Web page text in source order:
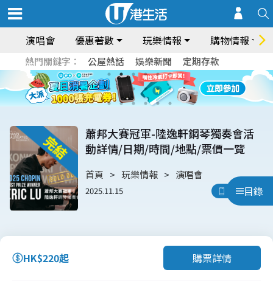
演唱會 優惠著數 玩樂情報 購物情報
熱門關鍵字： 公屋熱話 娛樂新聞 定期存款
目錄
蕭邦大賽冠軍-陸逸軒鋼琴獨奏會活
動詳情/日期/時間/地點/票價一覽
首頁 玩樂情報 演唱會
2025.11.15 用App睇
HK$220起 購票詳情